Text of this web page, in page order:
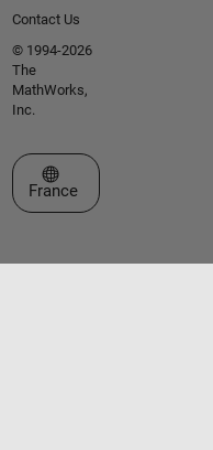
Contact Us
© 1994-2026
The
MathWorks,
Inc.
Sélectionner un site web
France